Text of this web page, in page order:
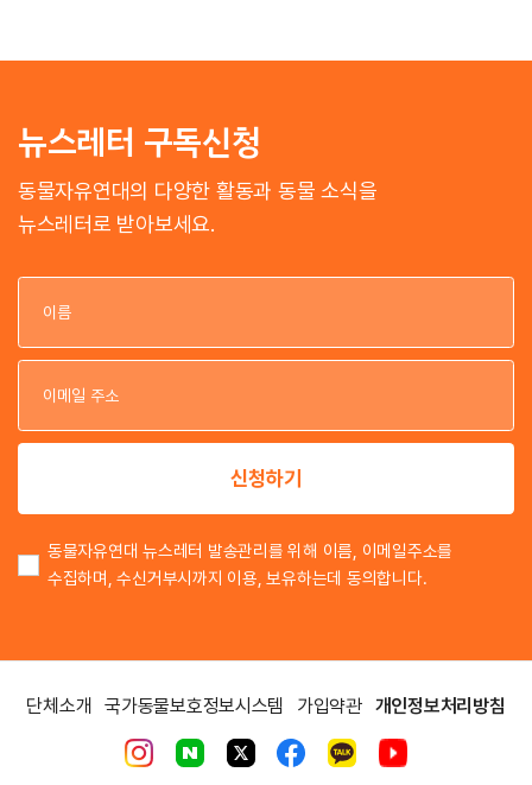
뉴스레터 구독신청
동물자유연대의 다양한 활동과 동물 소식을
뉴스레터로 받아보세요.
이
이
신청하기
동물자유연대 뉴스레터 발송관리를 위해 이름, 이메일주소를
수집하며, 수신거부시까지 이용, 보유하는데 동의합니다.
단체소개 국가동물보호정보시스템 가입약관 개인정보처리방침